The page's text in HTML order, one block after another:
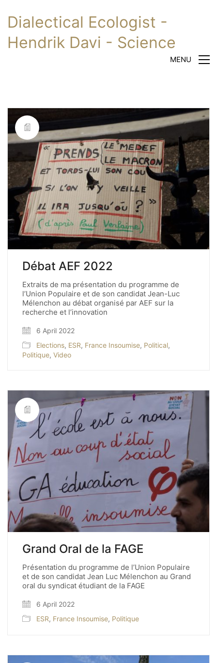
Dialectical Ecologist -
Hendrik Davi - Science
MENU
Débat AEF 2022
Extraits de ma présentation du programme de
l’Union Populaire et de son candidat Jean-Luc
Mélenchon au débat organisé par AEF sur la
recherche et l’innovation
6 April 2022
Elections, ESR, France Insoumise, Political,
Politique, Video
Grand Oral de la FAGE
Présentation du programme de l’Union Populaire
et de son candidat Jean Luc Mélenchon au Grand
oral du syndicat étudiant de la FAGE
6 April 2022
ESR, France Insoumise, Politique